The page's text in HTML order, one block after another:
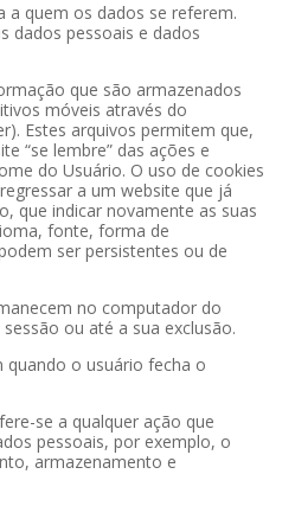
a quem os dados se referem.
dados pessoais e dados
que são armazenados
móveis através do
Estes arquivos permitem que,
“se lembre” das ações e
do Usuário. O uso de cookies
a um website que já
que indicar novamente as suas
fonte, forma de
ser persistentes ou de
no computador do
ou até a sua exclusão.
quando o usuário fecha o
se a qualquer ação que
pessoais, por exemplo, o
armazenamento e